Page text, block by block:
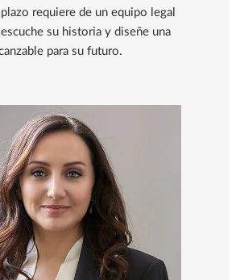
requiere de un equipo legal
su historia y diseñe una
para su futuro.